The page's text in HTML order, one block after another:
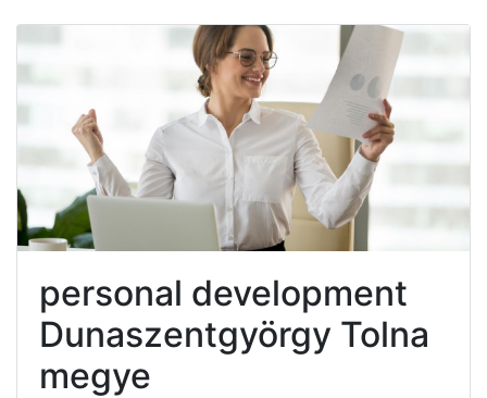
personal development
Dunaszentgyörgy Tolna
megye